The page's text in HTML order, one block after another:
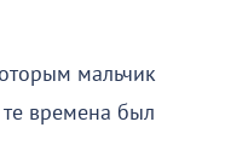
мальчик
времена был